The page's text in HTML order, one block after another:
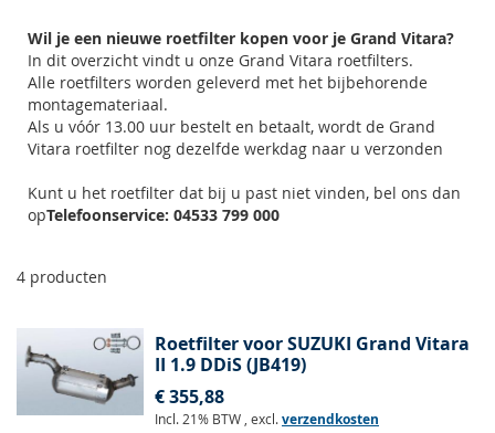
Wil je een nieuwe roetfilter kopen voor je Grand Vitara?
In dit overzicht vindt u onze Grand Vitara roetfilters.
Alle roetfilters worden geleverd met het bijbehorende
montagemateriaal.
Als u vóór 13.00 uur bestelt en betaalt, wordt de Grand
Vitara roetfilter nog dezelfde werkdag naar u verzonden
Kunt u het roetfilter dat bij u past niet vinden, bel ons dan
opTelefoonservice: 04533 799 000
4 producten
Roetfilter voor SUZUKI Grand Vitara
II 1.9 DDiS (JB419)
€ 355,88
Incl. 21% BTW , excl.verzendkosten